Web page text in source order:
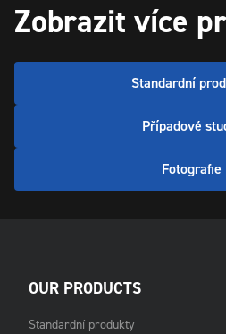
Zobrazit více
Standardní
Případové
Fotografie
OUR PRODUCTS
Standardní produkty